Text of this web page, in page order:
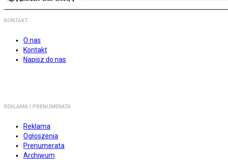
KONTAKT
O nas
Kontakt
Napisz do nas
REKLAMA I PRENUMERATA
Reklama
Ogłoszenia
Prenumerata
Archiwum